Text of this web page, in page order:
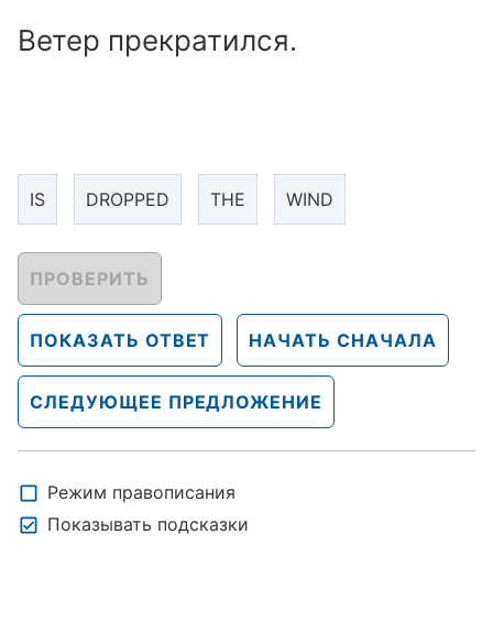
Ветер прекратился.
IS DROPPED THE WIND
ПРОВЕРИТЬ
ПОКАЗАТЬ ОТВЕТ НАЧАТЬ СНАЧАЛА
СЛЕДУЮЩЕЕ ПРЕДЛОЖЕНИЕ
Режим правописания
Показывать подсказки